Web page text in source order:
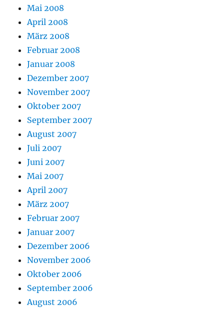
Mai 2008
April 2008
März 2008
Februar 2008
Januar 2008
Dezember 2007
November 2007
Oktober 2007
September 2007
August 2007
Juli 2007
Juni 2007
Mai 2007
April 2007
März 2007
Februar 2007
Januar 2007
Dezember 2006
November 2006
Oktober 2006
September 2006
August 2006